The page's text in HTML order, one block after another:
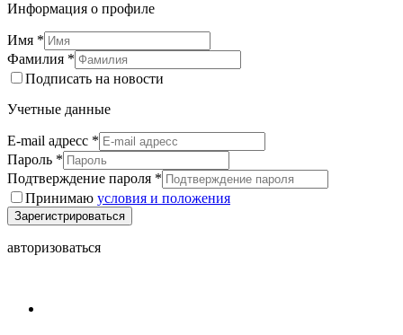
Информация о профиле
Имя *
Фамилия *
Подписать на новости
Учетные данные
E-mail адресс *
Пароль *
Подтверждение пароля *
Принимаю условия и положения
Зарегистрироваться
авторизоваться